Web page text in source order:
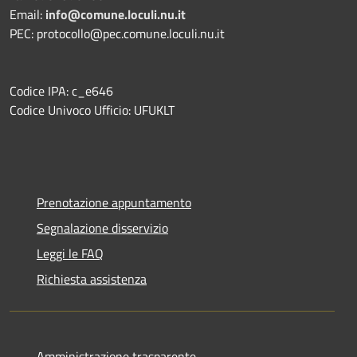
Email: info@comune.loculi.nu.it
PEC: protocollo@pec.comune.loculi.nu.it
Codice IPA: c_e646
Codice Univoco Ufficio: UFUKLT
Prenotazione appuntamento
Segnalazione disservizio
Leggi le FAQ
Richiesta assistenza